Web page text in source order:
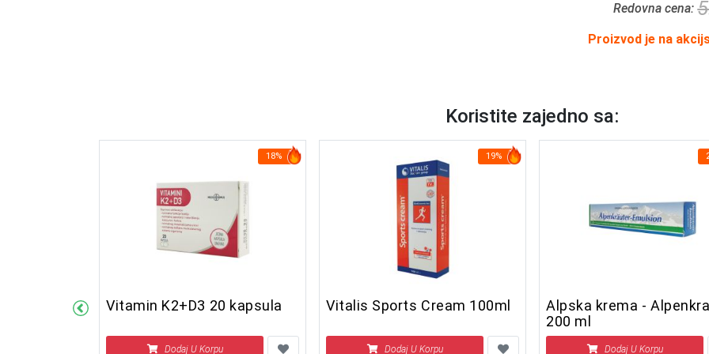
Redovna cena:
Proizvod je na
Koristite zajedno sa:
Plus 30
18%
Vitamin K2+D3 20 kapsula
Dodaj U Korpu
19%
Vitalis Sports Cream 100ml
Dodaj U Korpu
Alpska krema -
200 ml
Dodaj U Korpu